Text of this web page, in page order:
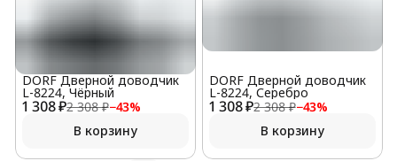
1 308 ₽2 308 ₽−43%
DORF Дверной доводчик
L-8224, Чёрный
В корзину
1 308 ₽2 308 ₽−43%
DORF Дверной доводчик
L-8224, Серебро
В корзину